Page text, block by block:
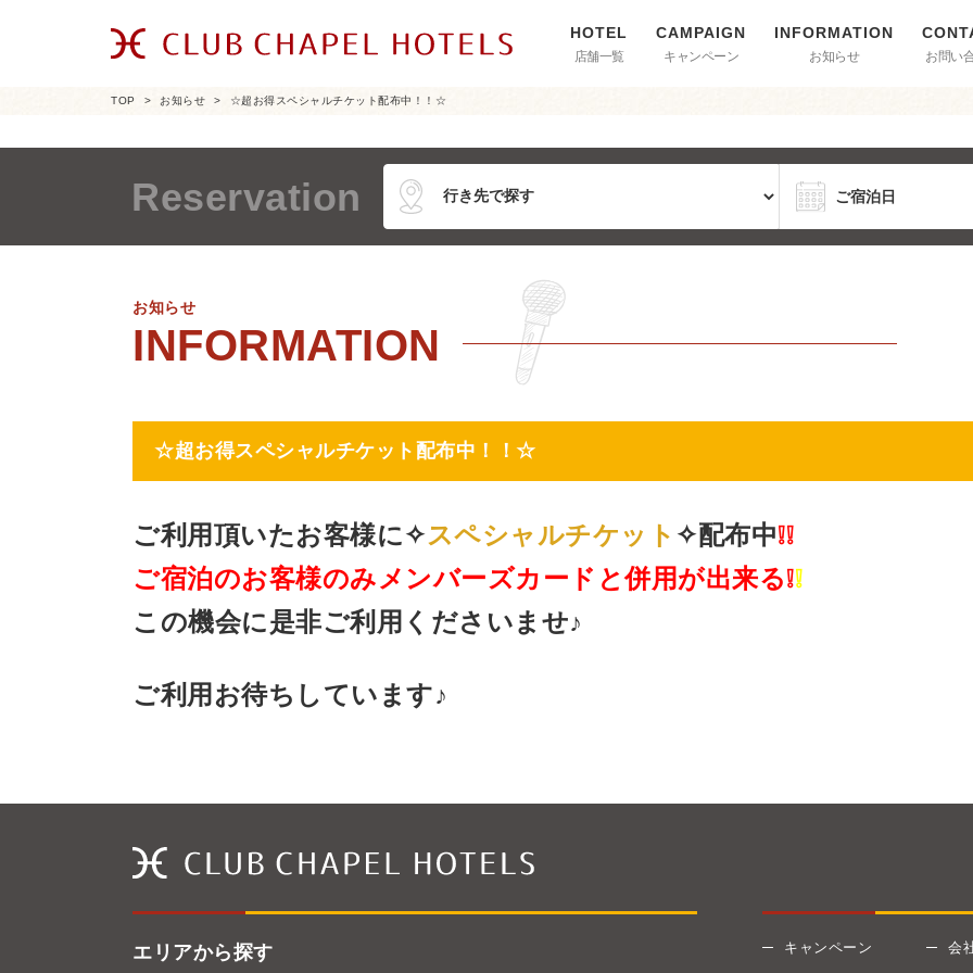
店舗一覧 キャンペーン お知らせ お問い
TOP お知らせ ☆超お得スペシャルチケット配布中！！☆
Reservation
お知らせ
☆超お得スペシャルチケット配布中！！☆
ご利用頂いたお客様に✧スペシャルチケット ✧配布中❕❕
ご宿泊のお客様のみメンバーズカードと併用が出来る❕❕
この機会に是非ご利用くださいませ♪
ご利用お待ちしています♪
エリアから探す キャンペーン 会